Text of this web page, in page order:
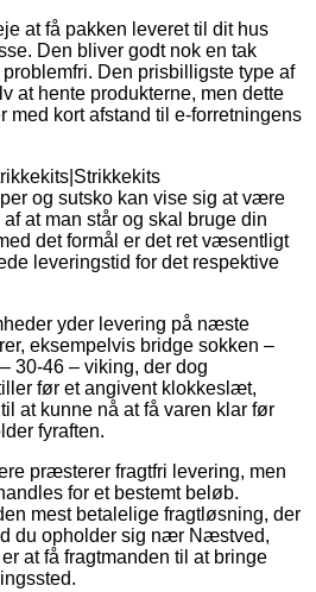
at få pakken leveret til dit hus
Den bliver godt nok en tak
Den prisbilligste type af
at hente produkterne, men dette
med kort afstand til e-forretningens
og sutsko kan vise sig at være
at man står og skal bruge din
det formål er det ret væsentligt
leveringstid for det respektive
yder levering på næste
eksempelvis bridge sokken –
30-46 – viking, der dog
før et angivent klokkeslæt,
at kunne nå at få varen klar før
fyraften.
præsterer fragtfri levering, men
for et bestemt beløb.
mest betalelige fragtløsning, der
du opholder sig nær Næstved,
at få fragtmanden til at bringe